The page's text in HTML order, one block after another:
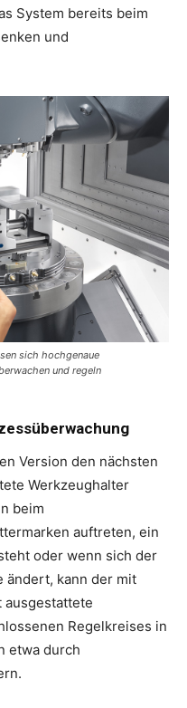
System bereits beim
und
sich hochgenaue
und regeln
Version den nächsten
Werkzeughalter
beim
auftreten, ein
oder wenn sich der
ändert, kann der mit
ausgestattete
Regelkreises in
etwa durch